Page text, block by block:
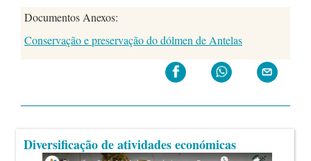
Documentos Anexos:
Conservação e preservação do dólmen de Antelas
Diversificação de atividades económicas